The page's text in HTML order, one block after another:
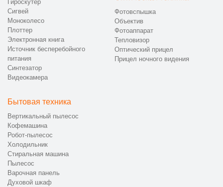
Гироскутер
Сигвей
Моноколесо
Плоттер
Электронная книга
Источник бесперебойного
питания
Синтезатор
Видеокамера
Фотовспышка
Объектив
Фотоаппарат
Тепловизор
Оптический прицел
Прицел ночного видения
Бытовая техника
Вертикальный пылесос
Кофемашина
Робот-пылесос
Холодильник
Стиральная машина
Пылесос
Варочная панель
Духовой шкаф